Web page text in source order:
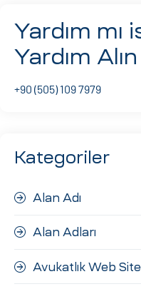
Yardım mı
Yardım Alın
+90 (505) 109 7979
Kategoriler
Alan Adı
Alan Adları
Avukatlık Web